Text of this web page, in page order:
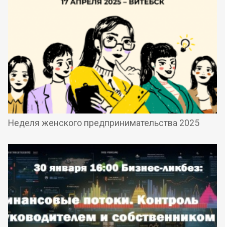
Неделя женского предпринимательства 2025